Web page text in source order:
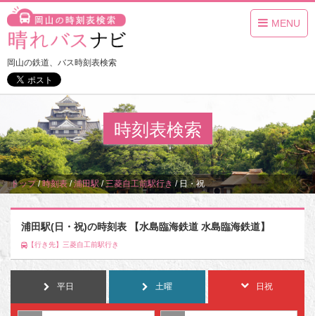
MENU
岡山の鉄道、バス時刻表検索
時刻表検索
トップ/時刻表/浦田駅/三菱自工前駅行き/日・祝
浦田駅(日・祝)の時刻表 【水島臨海鉄道 水島臨海鉄道】
【行き先】三菱自工前駅行き
平日 土曜 日祝